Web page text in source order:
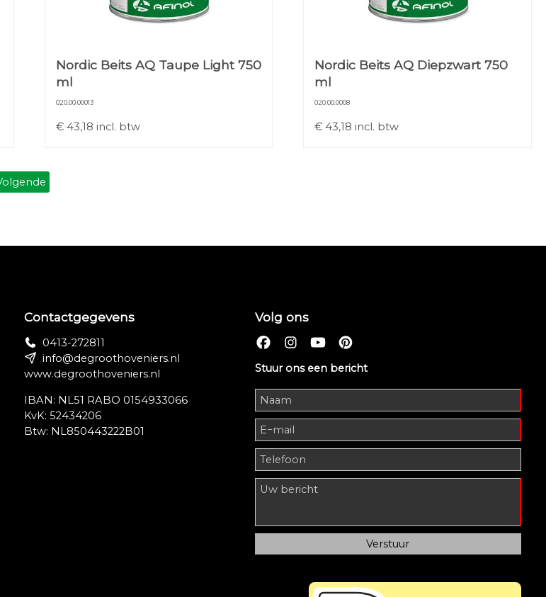
Nordic Beits AQ Taupe Light 750
ml
020.00.00013
€ 43,18 incl. btw
Nordic Beits AQ Diepzwart 750
ml
020.00.0008
€ 43,18 incl. btw
Contactgegevens
0413-272811
info@degroothoveniers.nl
www.degroothoveniers.nl
IBAN: NL51 RABO 0154933066
KvK: 52434206
Btw: NL850443222B01
Volg ons
Stuur ons een bericht